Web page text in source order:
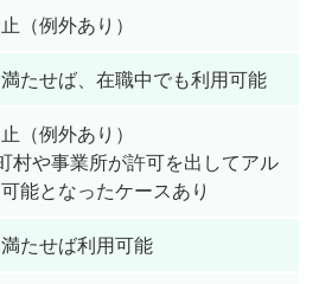
（例外あり）
たせば、在職中でも利用可能
（例外あり）
村や事業所が許可を出してアル
能となったケースあり
たせば利用可能